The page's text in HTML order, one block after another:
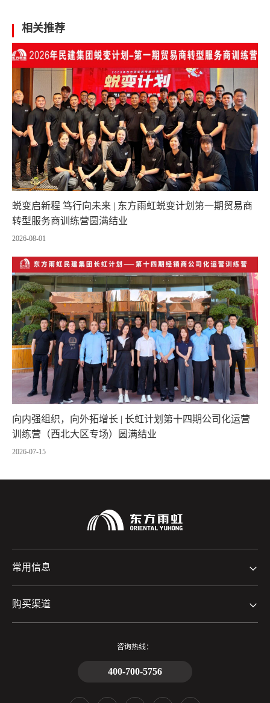
相关推荐
蜕变启新程 笃行向未来 | 东方雨虹蜕变计划第一期贸易商
转型服务商训练营圆满结业
2026-08-01
向内强组织，向外拓增长 | 长虹计划第十四期公司化运营
训练营（西北大区专场）圆满结业
2026-07-15
常用信息
购买渠道
咨询热线：
400-700-5756